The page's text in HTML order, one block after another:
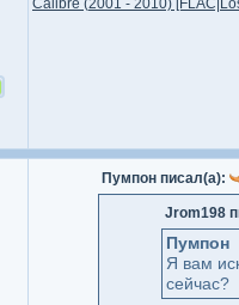
Calibre (2001 - 2010)
Пумпон писал(а):
Jrom198
Пумпон
Я вам
сейчас?